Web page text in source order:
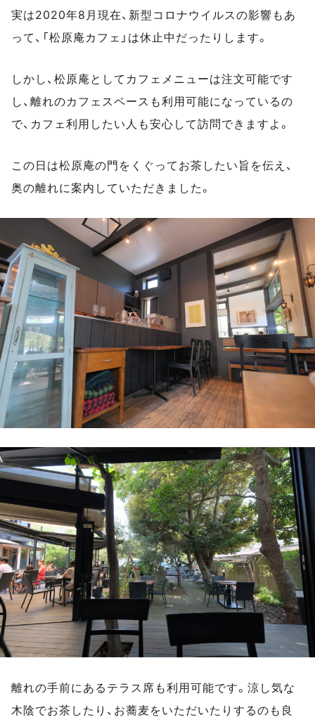
実は2020年8月現在、新型コロナウイルスの影響もあ
って、「松原庵カフェ」は休止中だったりします。
しかし、松原庵としてカフェメニューは注文可能です
し、離れのカフェスペースも利用可能になっているの
で、カフェ利用したい人も安心して訪問できますよ。
この日は松原庵の門をくぐってお茶したい旨を伝え、
奥の離れに案内していただきました。
離れの手前にあるテラス席も利用可能です。涼し気な
木陰でお茶したり、お蕎麦をいただいたりするのも良